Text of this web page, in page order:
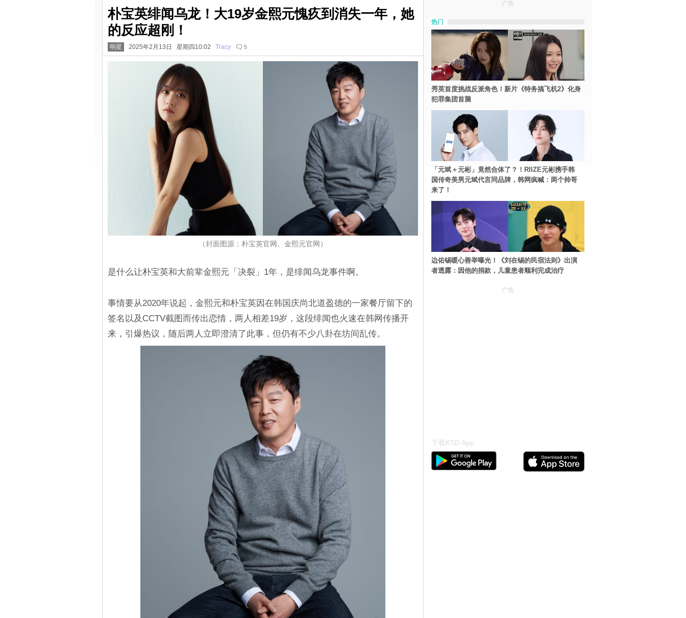
朴宝英绯闻乌龙！大19岁金熙元愧疚到消失一年，她
的反应超刚！
明星 2025年2月13日 星期四10:02 Tracy 5
（封面图源：朴宝英官网、金熙元官网）
是什么让朴宝英和大前辈金熙元「决裂」1年，是绯闻乌龙事件啊。
事情要从2020年说起，金熙元和朴宝英因在韩国庆尚北道盈德的一家餐厅留下的
签名以及CCTV截图而传出恋情，两人相差19岁，这段绯闻也火速在韩网传播开
来，引爆热议，随后两人立即澄清了此事，但仍有不少八卦在坊间乱传。
广告
热门
秀英首度挑战反派角色！新片《特务搞飞机2》化身
犯罪集团首脑
「元斌＋元彬」竟然合体了？！RIIZE元彬携手韩
国传奇美男元斌代言同品牌，韩网疯喊：两个帅哥
来了！
边佑锡暖心善举曝光！《刘在锡的民宿法则》出演
者透露：因他的捐款，儿童患者顺利完成治疗
广告
下载KSD App